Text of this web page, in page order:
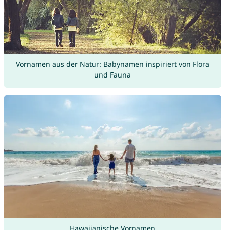
Vornamen aus der Natur: Babynamen inspiriert von Flora
und Fauna